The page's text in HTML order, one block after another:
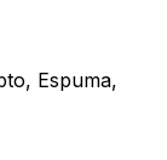
Espuma,